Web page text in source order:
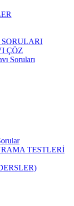
ÇÖZ
Soruları
TESTLERİ